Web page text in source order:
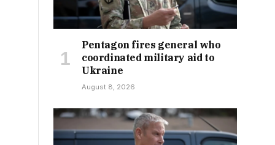
Pentagon fires general who
coordinated military aid to
Ukraine
August 8, 2026